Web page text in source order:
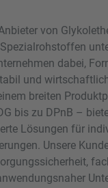
von
dabei,
und
breiten
bis zu DPnB –
Lösungen für
Unsere